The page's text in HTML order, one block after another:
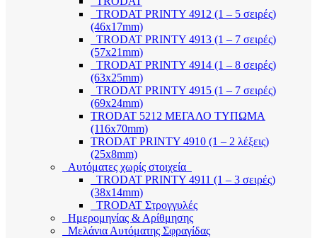
TRODAT PRINTY 4912 (1 – 5 σειρές)
(46x17mm)
TRODAT PRINTY 4913 (1 – 7 σειρές)
(57x21mm)
TRODAT PRINTY 4914 (1 – 8 σειρές)
(63x25mm)
TRODAT PRINTY 4915 (1 – 7 σειρές)
(69x24mm)
TRODAT 5212 ΜΕΓΑΛΟ ΤΥΠΩΜΑ
(116x70mm)
TRODAT PRINTY 4910 (1 – 2 λέξεις)
(25x8mm)
Αυτόματες χωρίς στοιχεία
TRODAT PRINTY 4911 (1 – 3 σειρές)
(38x14mm)
TRODAT Στρογγυλές
Ημερομηνίας & Αρίθμησης
Μελάνια Αυτόματης Σφραγίδας